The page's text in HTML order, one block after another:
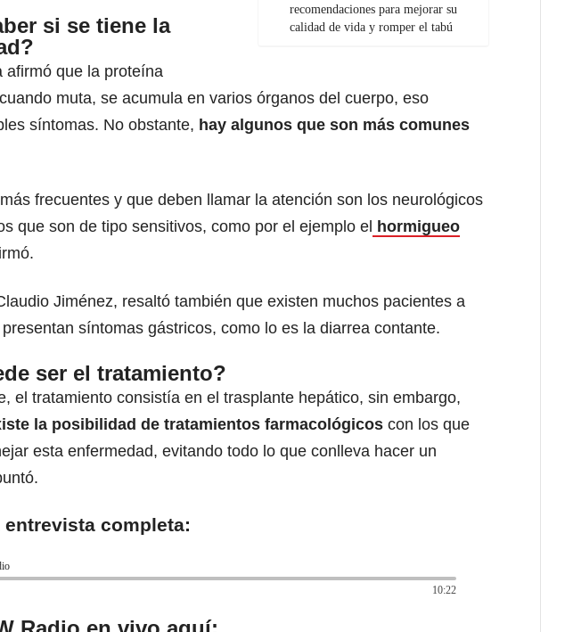
recomendaciones para mejorar su
calidad de vida y romper el tabú
si se tiene la
afirmó que la proteína
muta, se acumula en varios órganos del cuerpo, eso
síntomas. No obstante, hay algunos que son más comunes
frecuentes y que deben llamar la atención son los neurológicos
que son de tipo sensitivos, como por el ejemplo el hormigueo
Jiménez, resaltó también que existen muchos pacientes a
presentan síntomas gástricos, como lo es la diarrea contante.
ser el tratamiento?
el tratamiento consistía en el trasplante hepático, sin embargo,
la posibilidad de tratamientos farmacológicos con los que
esta enfermedad, evitando todo lo que conlleva hacer un
entrevista completa:
10:22